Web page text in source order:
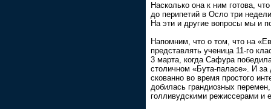
Насколько она к ним готова,
до перипетий в Осло три
На эти и другие вопросы мы и
Напомним, что о том, что на
представлять ученица 11-го
3 марта, когда Сафура
столичном «Бута-паласе». И
скованно во время простого
добилась грандиозных
голливудскими режиссерами и